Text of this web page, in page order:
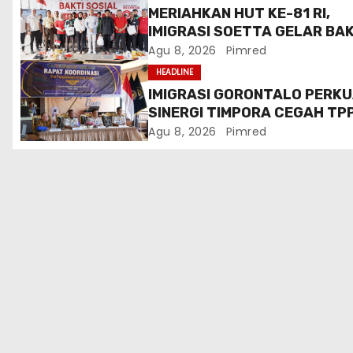
o
s
MERIAHKAN HUT KE-81 RI,
IMIGRASI SOETTA GELAR
SOSIAL DAN HADIRKAN
PASPOR DI AKHIR PEKAN
Agu 8, 2026 Pimred
HEADLINE
IMIGRASI GORONTALO
SINERGI TIMPORA CEGAH
DAN AWASI AKTIVITAS ORANG
Agu 8, 2026 Pimred